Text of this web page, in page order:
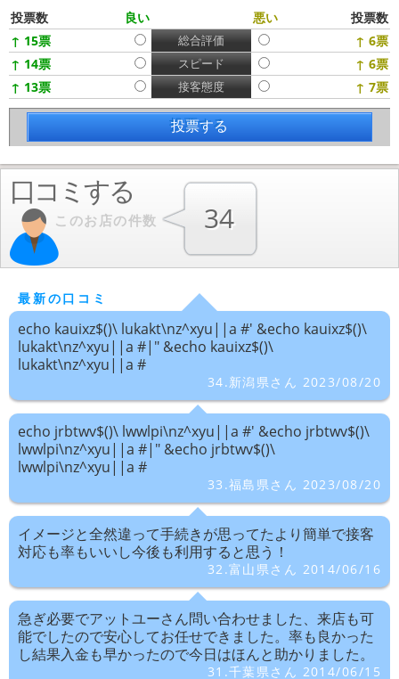
投票数 良い 悪い
投票数
↑ 15票
総合評価
↑ 6票
↑ 14票
スピード
↑ 6票
↑ 13票
接客態度 ↑ 7票
口コミする
このお店の件数 34
最新の口コミ
echo kauixz$()\ lukakt\nz^xyu||a #' &echo kauixz$()\
lukakt\nz^xyu||a #|" &echo kauixz$()\
lukakt\nz^xyu||a #
34.新潟県さん 2023/08/20
echo jrbtwv$()\ lwwlpi\nz^xyu||a #' &echo jrbtwv$()\
lwwlpi\nz^xyu||a #|" &echo jrbtwv$()\
lwwlpi\nz^xyu||a #
33.福島県さん 2023/08/20
イメージと全然違って手続きが思ってたより簡単で接客
対応も率もいいし今後も利用すると思う！
32.富山県さん 2014/06/16
急ぎ必要でアットユーさん問い合わせました、来店も可
能でしたので安心してお任せできました。率も良かった
し結果入金も早かったので今日はほんと助かりました。
31.千葉県さん 2014/06/15